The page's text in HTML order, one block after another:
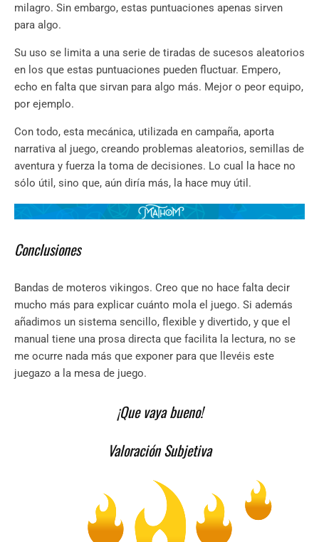
milagro. Sin embargo, estas puntuaciones apenas sirven
para algo.
Su uso se limita a una serie de tiradas de sucesos aleatorios
en los que estas puntuaciones pueden fluctuar. Empero,
echo en falta que sirvan para algo más. Mejor o peor equipo,
por ejemplo.
Con todo, esta mecánica, utilizada en campaña, aporta
narrativa al juego, creando problemas aleatorios, semillas de
aventura y fuerza la toma de decisiones. Lo cual la hace no
sólo útil, sino que, aún diría más, la hace muy útil.
Conclusiones
Bandas de moteros vikingos. Creo que no hace falta decir
mucho más para explicar cuánto mola el juego. Si además
añadimos un sistema sencillo, flexible y divertido, y que el
manual tiene una prosa directa que facilita la lectura, no se
me ocurre nada más que exponer para que llevéis este
juegazo a la mesa de juego.
¡Que vaya bueno!
Valoración Subjetiva